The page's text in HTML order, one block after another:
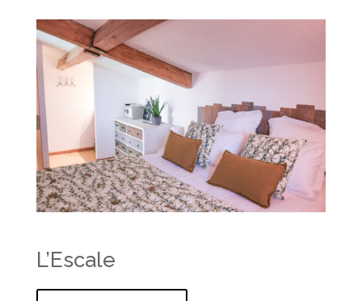
L’Escale